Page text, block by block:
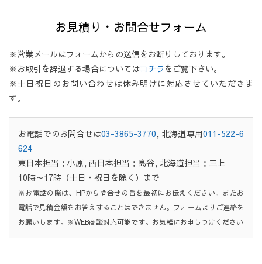
お見積り・お問合せフォーム
※営業メールはフォームからの送信をお断りしております。
※お取引を辞退する場合についてはコチラ をご覧下さい。
※土日祝日のお問い合わせは休み明けに対応させていただきま
す。
お電話でのお問合せは03-3865-3770, 北海道専用011-522-6
624
東日本担当：小原, 西日本担当：島谷, 北海道担当：三上
10時～17時（土日・祝日を除く）まで
※お電話の際は、HPから問合せの旨を最初にお伝えください。またお
電話で見積金額をお答えすることはできません。フォームよりご連絡を
お願いします。※WEB商談対応可能です。お気軽にお申しつけください